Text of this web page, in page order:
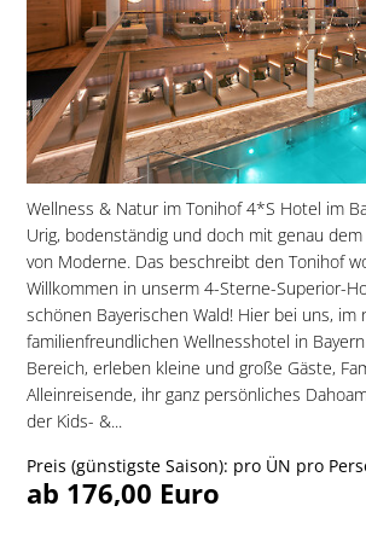
Wellness & Natur im Tonihof 4*S Hotel im
Urig, bodenständig und doch mit genau
von Moderne. Das beschreibt den Tonihof
Willkommen in unserm 4-Sterne-Superior-
schönen Bayerischen Wald! Hier bei uns, im
familien­freundlichen Wellnesshotel in
Bereich, erleben kleine und große Gäste,
Alleinreisende, ihr ganz persönliches
der Kids- &...
Preis (günstigste Saison): pro ÜN pro
ab 176,00 Euro